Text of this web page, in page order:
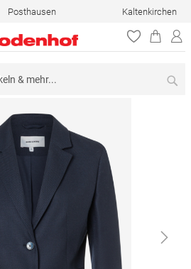
Posthausen Kaltenkirchen